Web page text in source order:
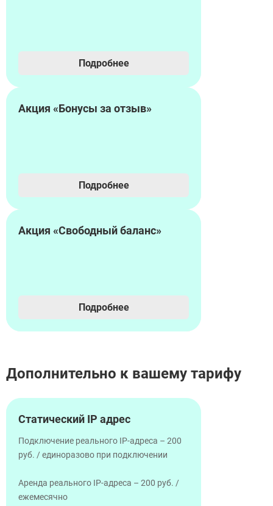
Подробнее
Акция «Бонусы за отзыв»
Подробнее
Акция «Свободный баланс»
Подробнее
Дополнительно к вашему тарифу
Статический IP адрес
Подключение реального IP-адреса – 200
руб. / единоразово при подключении
Аренда реального IP-адреса – 200 руб. /
ежемесячно